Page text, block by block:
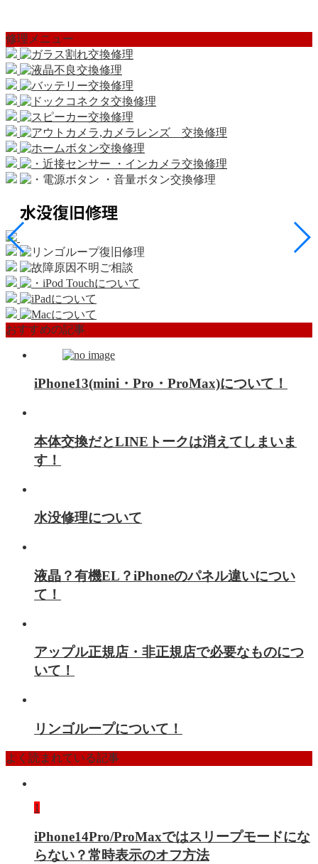
修理メニュー
おすすめの記事
iPhone13(mini・Pro・ProMax)について！
本体交換だとLINEトークは消えてしまいま
す！
水没修理について
液晶？有機EL？iPhoneのパネル違いについ
て！
アップル正規店・非正規店で必要なものにつ
いて！
リンゴループについて！
よく読まれている記事
1
iPhone14Pro/ProMaxではスリープモードにな
らない？常時表示のオフ方法